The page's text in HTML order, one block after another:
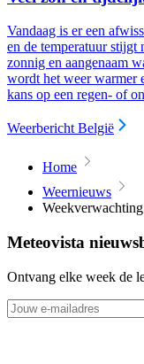
Vandaag is er een
en de temperatuur stijgt
zonnig en aangenaam
wordt het weer warmer
kans op een regen- of
Weerbericht België
Home
Weernieuws
Meteovista
Ontvang elke week de